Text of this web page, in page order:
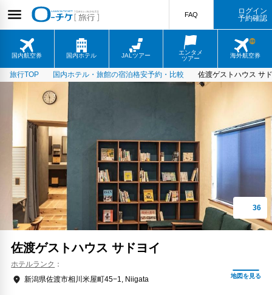
国内航空券 国内ホテル JALツアー
エンタメ
ツアー
海外航空券
FAQ
ログイン
予約確認
旅行TOP 国内ホテル・旅館の宿泊格安予約・比較 佐渡ゲストハウス サ
佐渡ゲストハウス サドヨイ
ホテルランク
新潟県佐渡市相川米屋町45−1, Niigata